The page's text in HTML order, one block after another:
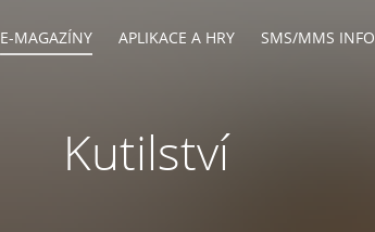
E-MAGAZÍNY APLIKACE A HRY SMS/MMS INFO
Kutilství